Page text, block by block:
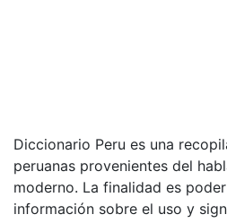
Diccionario Peru es una
peruanas provenientes del
moderno. La finalidad es
información sobre el uso y